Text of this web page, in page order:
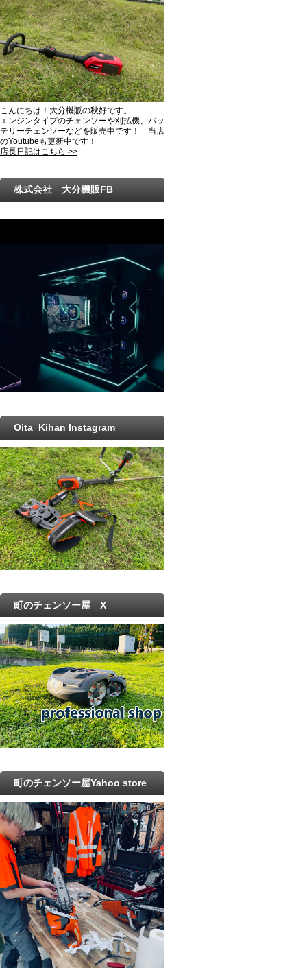
こんにちは！大分機販の秋好です。
エンジンタイプのチェンソーや刈払機、バッ
テリーチェンソーなどを販売中です！ 当店
のYoutubeも更新中です！
店長日記はこちら >>
株式会社 大分機販FB
Oita_Kihan Instagram
町のチェンソー屋 X
町のチェンソー屋Yahoo store